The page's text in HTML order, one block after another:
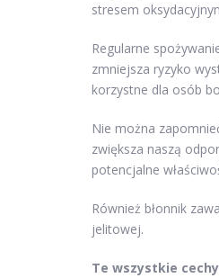
stresem
Regularne
zmniejsza ryzyko
korzystne dla osób
Nie można
zwiększa naszą
potencjalne
Również błonnik
jelitowej.
Te wszystkie